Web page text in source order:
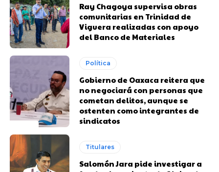
Ray Chagoya supervisa obras
comunitarias en Trinidad de
Viguera realizadas con apoyo
del Banco de Materiales
Política
Gobierno de Oaxaca reitera que
no negociará con personas que
cometan delitos, aunque se
ostenten como integrantes de
sindicatos
Titulares
Salomón Jara pide investigar a